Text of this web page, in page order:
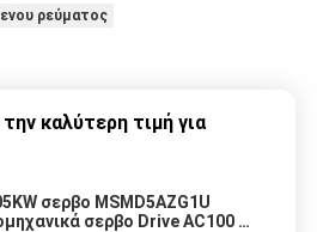
ρεύματος
καλύτερη τιμή για
σερβο MSMD5AZG1U
σερβο Drive AC100 Β